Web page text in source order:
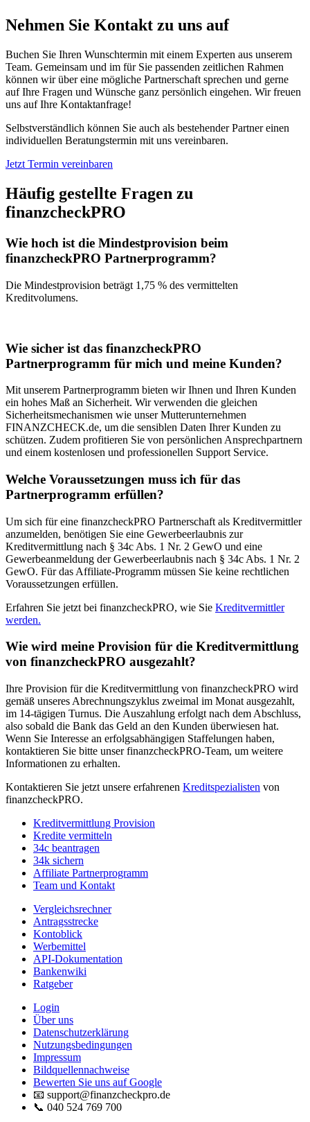
Nehmen Sie Kontakt zu uns auf
Buchen Sie Ihren Wunschtermin mit einem Experten aus unserem
Team. Gemeinsam und im für Sie passenden zeitlichen Rahmen
können wir über eine mögliche Partnerschaft sprechen und gerne
auf Ihre Fragen und Wünsche ganz persönlich eingehen. Wir freuen
uns auf Ihre Kontaktanfrage!
Selbstverständlich können Sie auch als bestehender Partner einen
individuellen Beratungstermin mit uns vereinbaren.
Jetzt Termin vereinbaren
Häufig gestellte Fragen zu
finanzcheckPRO
Wie hoch ist die Mindestprovision beim
finanzcheckPRO Partnerprogramm?
Die Mindestprovision beträgt 1,75 % des vermittelten
Kreditvolumens.
Wie sicher ist das finanzcheckPRO
Partnerprogramm für mich und meine Kunden?
Mit unserem Partnerprogramm bieten wir Ihnen und Ihren Kunden
ein hohes Maß an Sicherheit. Wir verwenden die gleichen
Sicherheitsmechanismen wie unser Mutterunternehmen
FINANZCHECK.de, um die sensiblen Daten Ihrer Kunden zu
schützen. Zudem profitieren Sie von persönlichen Ansprechpartnern
und einem kostenlosen und professionellen Support Service.
Welche Voraussetzungen muss ich für das
Partnerprogramm erfüllen?
Um sich für eine finanzcheckPRO Partnerschaft als Kreditvermittler
anzumelden, benötigen Sie eine Gewerbeerlaubnis zur
Kreditvermittlung nach § 34c Abs. 1 Nr. 2 GewO und eine
Gewerbeanmeldung der Gewerbeerlaubnis nach § 34c Abs. 1 Nr. 2
GewO. Für das Affiliate-Programm müssen Sie keine rechtlichen
Voraussetzungen erfüllen.
Erfahren Sie jetzt bei finanzcheckPRO, wie Sie Kreditvermittler
werden.
Wie wird meine Provision für die Kreditvermittlung
von finanzcheckPRO ausgezahlt?
Ihre Provision für die Kreditvermittlung von finanzcheckPRO wird
gemäß unseres Abrechnungszyklus zweimal im Monat ausgezahlt,
im 14-tägigen Turnus. Die Auszahlung erfolgt nach dem Abschluss,
also sobald die Bank das Geld an den Kunden überwiesen hat.
Wenn Sie Interesse an erfolgsabhängigen Staffelungen haben,
kontaktieren Sie bitte unser finanzcheckPRO-Team, um weitere
Informationen zu erhalten.
Kontaktieren Sie jetzt unsere erfahrenen Kreditspezialisten von
finanzcheckPRO.
Kreditvermittlung Provision
Kredite vermitteln
34c beantragen
34k sichern
Affiliate Partnerprogramm
Team und Kontakt
Vergleichsrechner
Antragsstrecke
Kontoblick
Werbemittel
API-Dokumentation
Bankenwiki
Ratgeber
Login
Über uns
Datenschutzerklärung
Nutzungsbedingungen
Impressum
Bildquellennachweise
Bewerten Sie uns auf Google
📧 support@finanzcheckpro.de
📞 040 524 769 700